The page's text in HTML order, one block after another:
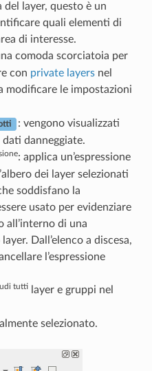
del layer, questo è un
quali elementi di
di interesse.
comoda scorciatoia per
con private layersnel
modificare le impostazioni
: vengono visualizzati
danneggiate.
: applica un’espressione
dei layer selezionati
soddisfano la
usato per evidenziare
all’interno di una
Dall’elenco a discesa,
l’espressione
tuttilayer e gruppi nel
selezionato.